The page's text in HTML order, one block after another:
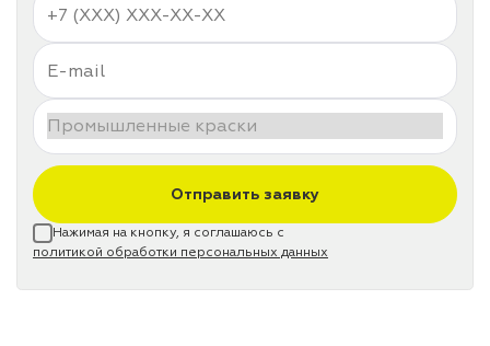
Отправить заявку
Нажимая на кнопку, я соглашаюсь с
политикой обработки персональных данных